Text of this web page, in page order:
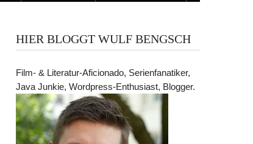
HIER BLOGGT WULF BENGSCH
Film- & Literatur-Aficionado, Serienfanatiker,
Java Junkie, Wordpress-Enthusiast, Blogger.